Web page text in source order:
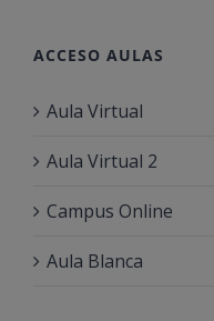
ACCESO AULAS
Aula Virtual
Aula Virtual 2
Campus Online
Aula Blanca